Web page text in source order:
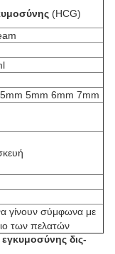
(HCG)
5mm 6mm 7mm
γίνουν σύμφωνα με
των πελατών
εγκυμοσύνης δις-